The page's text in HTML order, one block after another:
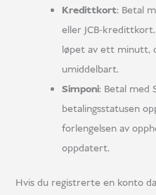
Kredittkort: Betal
eller JCB-
løpet av ett minutt,
umiddelbart.
Simponi: Betal med
betalingsstatusen
forlengelsen av
oppdatert.
Hvis du registrerte en konto